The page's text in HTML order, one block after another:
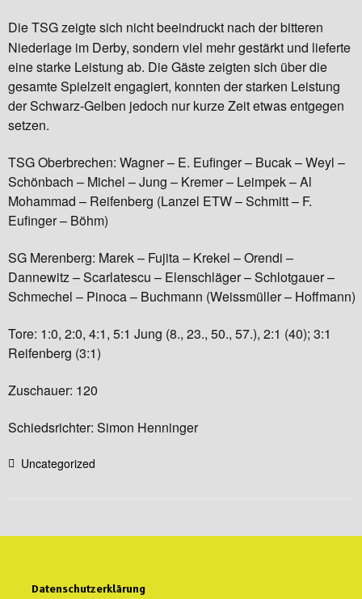
Die TSG zeigte sich nicht beeindruckt nach der bitteren
Niederlage im Derby, sondern viel mehr gestärkt und lieferte
eine starke Leistung ab. Die Gäste zeigten sich über die
gesamte Spielzeit engagiert, konnten der starken Leistung
der Schwarz-Gelben jedoch nur kurze Zeit etwas entgegen
setzen.
TSG Oberbrechen: Wagner – E. Eufinger – Bucak – Weyl –
Schönbach – Michel – Jung – Kremer – Leimpek – Al
Mohammad – Reifenberg (Lanzel ETW – Schmitt – F.
Eufinger – Böhm)
SG Merenberg: Marek – Fujita – Krekel – Orendi –
Dannewitz – Scarlatescu – Elenschläger – Schlotgauer –
Schmechel – Pinoca – Buchmann (Weissmüller – Hoffmann)
Tore: 1:0, 2:0, 4:1, 5:1 Jung (8., 23., 50., 57.), 2:1 (40); 3:1
Reifenberg (3:1)
Zuschauer: 120
Schiedsrichter: Simon Henninger
Uncategorized
Datenschutzerklärung